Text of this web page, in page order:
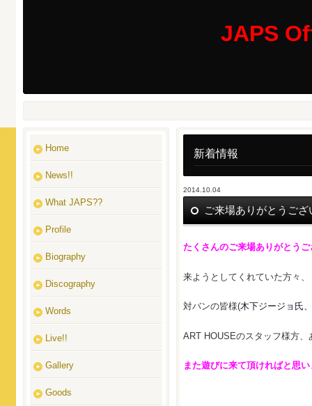
JAPS
新着情報
2014.10.04
ご来場ありがとうござ
たくさんのご来場ありがとう
来ようとしてくれていた方々、
対バンの皆様(木下ジージョ氏、
ART HOUSEのスタッフ様方
また遊びに来て頂ければと思
Home
News!!
What JAPS??
Profile
Biography
Discography
Words
Live!!
Gallery
Goods